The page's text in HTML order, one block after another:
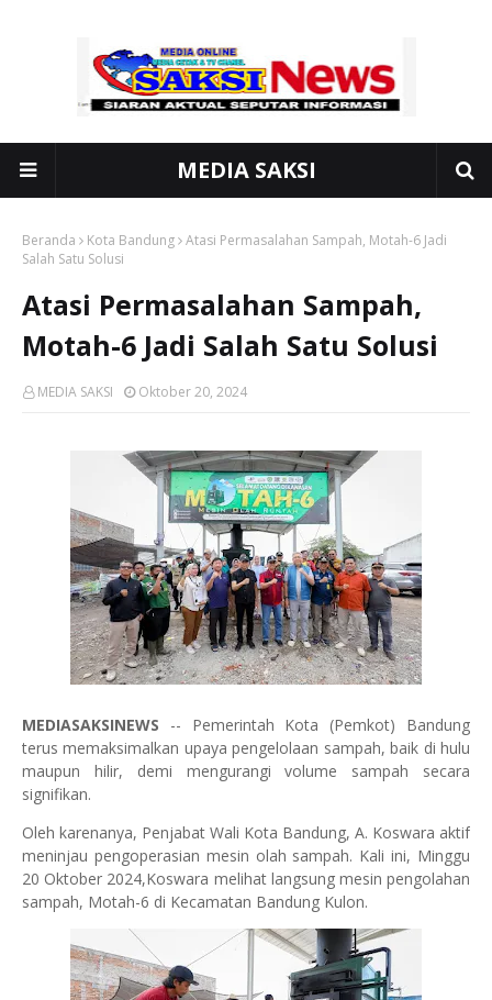
MEDIA SAKSI
Beranda Kota Bandung Atasi Permasalahan Sampah, Motah-6 Jadi
Salah Satu Solusi
Atasi Permasalahan Sampah,
Motah-6 Jadi Salah Satu Solusi
MEDIA SAKSI Oktober 20, 2024
MEDIASAKSINEWS -- Pemerintah Kota (Pemkot) Bandung
terus memaksimalkan upaya pengelolaan sampah, baik di hulu
maupun hilir, demi mengurangi volume sampah secara
signifikan.
Oleh karenanya, Penjabat Wali Kota Bandung, A. Koswara aktif
meninjau pengoperasian mesin olah sampah. Kali ini, Minggu
20 Oktober 2024,Koswara melihat langsung mesin pengolahan
sampah, Motah-6 di Kecamatan Bandung Kulon.